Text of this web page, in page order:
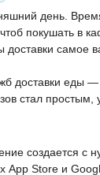
день.
покушать в
доставки самое
доставки еды —
стал
создается с
App Store и